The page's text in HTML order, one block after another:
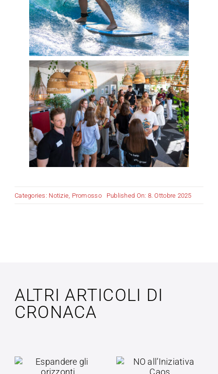
Categories: Notizie Promosso Published On: 8. Ottobre 2025
ALTRI ARTICOLI DI
CRONACA